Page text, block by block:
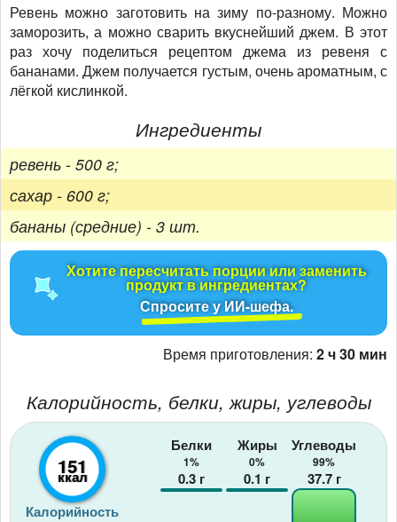
Ревень можно заготовить на зиму по-разному. Можно
заморозить, а можно сварить вкуснейший джем. В этот
раз хочу поделиться рецептом джема из ревеня с
бананами. Джем получается густым, очень ароматным, с
лёгкой кислинкой.
Ингредиенты
ревень - 500 г;
сахар - 600 г;
бананы (средние) - 3 шт.
Хотите пересчитать порции или заменить
продукт в ингредиентах?
Спросите у ИИ-шефа.
Время приготовления: 2 ч 30 мин
Калорийность, белки, жиры, углеводы
151
ккал
Калорийность
Белки
1%
0.3 г
Жиры
0%
0.1 г
Углеводы
99%
37.7г